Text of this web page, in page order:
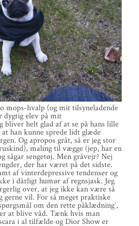
mops-hvalp (og mit tilsyneladende
dygtig elev på mit
bliver helt glad af at se på hans lille
han kunne sprede lidt glæde
Og apropos gråt, så er jeg stor
maling til vægge (jep, har en
sågar sengetøj. Men gråvejr? Nej
der har været på det sidste.
af vinterdepressive tendenser og
i dårligt humør af regnsjask. Jeg
over, at jeg ikke kan være så
gerne vil. For så meget praktiske
om den rette påklædning’,
at blive våd. Tænk hvis man
i al tilfælde og Dior Show er